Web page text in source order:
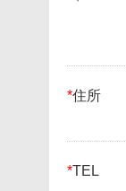
*住所
*TEL